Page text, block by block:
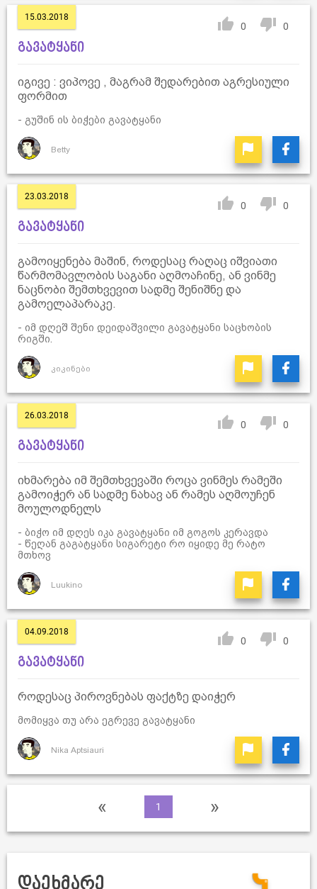
15.03.2018
0 0
გავატყანი
იგივე : ვიპოვე , მაგრამ შედარებით აგრესიული
ფორმით
- გუშინ ის ბიჭები გავატყანი
Betty
23.03.2018
0 0
გავატყანი
გამოიყენება მაშინ, როდესაც რაღაც იშვიათი
წარმომავლობის საგანი აღმოაჩინე, ან ვინმე
ნაცნობი შემთხვევით სადმე შენიშნე და
გამოელაპარაკე.
- იმ დღეშ შენი დეიდაშვილი გავატყანი საცხობის
რიგში.
კიკინები
26.03.2018
0 0
გავატყანი
იხმარება იმ შემთხვევაში როცა ვინმეს რამეში
გამოიჭერ ან სადმე ნახავ ან რამეს აღმოუჩენ
მოულოდნელს
- ბიჭო იმ დღეს იკა გავატყანი იმ გოგოს კერავდა
- წეღან გაგატყანი სიგარეტი რო იყიდე მე რატო
მთხოვ
Luukino
04.09.2018
0 0
გავატყანი
როდესაც პიროვნებას ფაქტზე დაიჭერ
მომიყვა თუ არა ეგრევე გავატყანი
Nika Aptsiauri
« 1 »
დაეხმარე